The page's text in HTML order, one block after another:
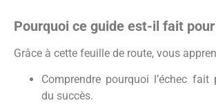
Pourquoi ce guide est-il fait
Grâce à cette feuille de route, vous
Comprendre pourquoi l’échec fait
du succès.